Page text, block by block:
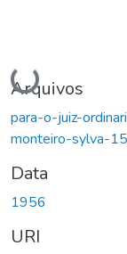
Carregando...
Arquivos
para-o-juiz-
monteiro-sylva-15
Data
1956
URI